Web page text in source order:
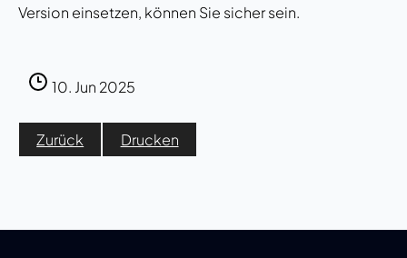
Version einsetzen, können Sie sicher sein.
10. Jun 2025
Zurück Drucken